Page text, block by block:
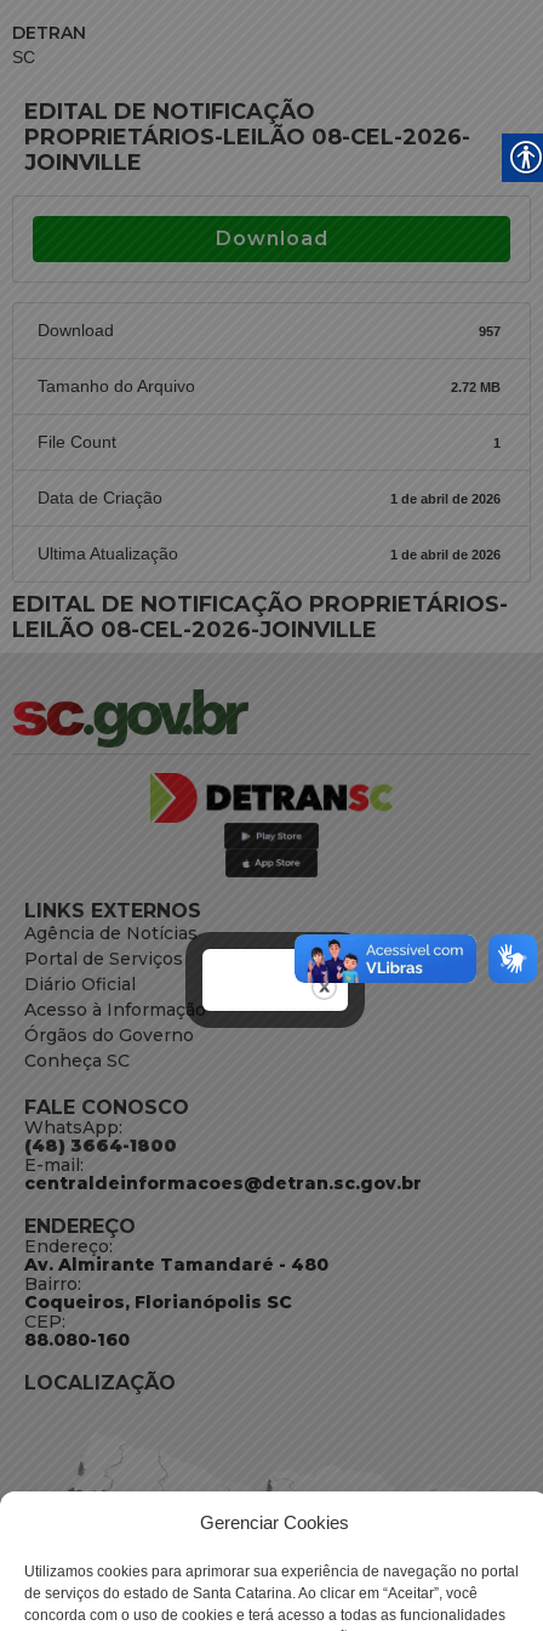
Gerenciar Cookies
Utilizamos cookies para aprimorar sua experiência de navegação no portal
de serviços do estado de Santa Catarina. Ao clicar em “Aceitar”, você
concorda com o uso de cookies e terá acesso a todas as funcionalidades
DETRAN
SC
EDITAL DE NOTIFICAÇÃO
PROPRIETÁRIOS-LEILÃO 08-CEL-2026-
JOINVILLE
Download
Download 957
Tamanho do Arquivo 2.72 MB
File Count 1
Data de Criação 1 de abril de 2026
Ultima Atualização 1 de abril de 2026
EDITAL DE NOTIFICAÇÃO PROPRIETÁRIOS-
LEILÃO 08-CEL-2026-JOINVILLE
LINKS EXTERNOS
Agência de Notícias
Portal de Serviços
Diário Oficial
Acesso à Informação
Órgãos do Governo
Conheça SC
FALE CONOSCO
WhatsApp:
(48) 3664-1800
E-mail:
centraldeinformacoes@detran.sc.gov.br
ENDEREÇO
Endereço:
Av. Almirante Tamandaré - 480
Bairro:
Coqueiros, Florianópolis SC
CEP:
88.080-160
LOCALIZAÇÃO